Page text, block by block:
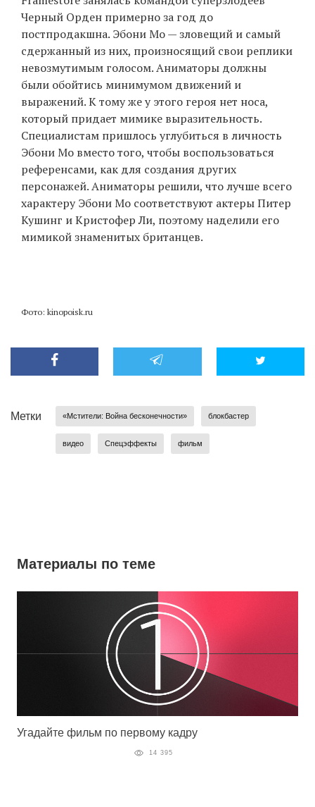
Черный Орден примерно за год до
постпродакшна. Эбони Мо — зловещий и самый
сдержанный из них, произносящий свои реплики
невозмутимым голосом. Аниматоры должны
были обойтись минимумом движений и
выражений. К тому же у этого героя нет носа,
который придает мимике выразительность.
Специалистам пришлось углубиться в личность
Эбони Мо вместо того, чтобы воспользоваться
референсами, как для создания других
персонажей. Аниматоры решили, что лучше всего
характеру Эбони Мо соответствуют актеры Питер
Кушинг и Кристофер Ли, поэтому наделили его
мимикой знаменитых британцев.
Фото: kinopoisk.ru
Метки «Мстители: Война бесконечности» блокбастер
видео Спецэффекты фильм
Материалы по теме
Угадайте фильм по первому кадру
14 395